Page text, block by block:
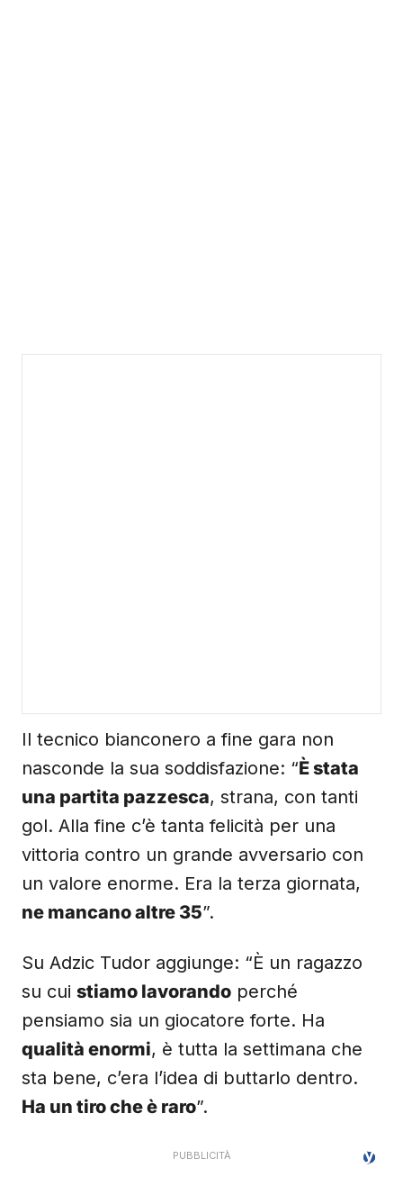
Il tecnico bianconero a fine gara non
nasconde la sua soddisfazione: “È stata
una partita pazzesca, strana, con tanti
gol. Alla fine c’è tanta felicità per una
vittoria contro un grande avversario con
un valore enorme. Era la terza giornata,
ne mancano altre 35”.
Su Adzic Tudor aggiunge: “È un ragazzo
su cui stiamo lavorando perché
pensiamo sia un giocatore forte. Ha
qualità enormi, è tutta la settimana che
sta bene, c’era l’idea di buttarlo dentro.
Ha un tiro che è raro”.